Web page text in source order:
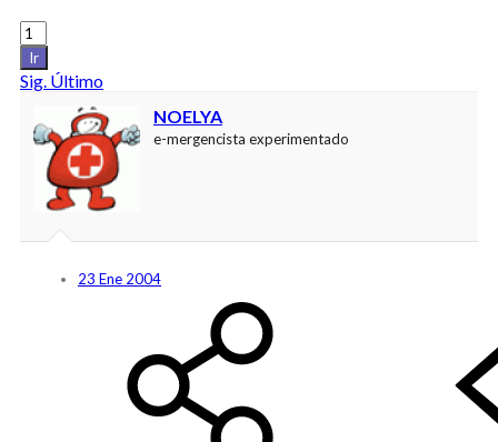
Ir
Sig. Último
NOELYA
e-mergencista experimentado
23 Ene 2004